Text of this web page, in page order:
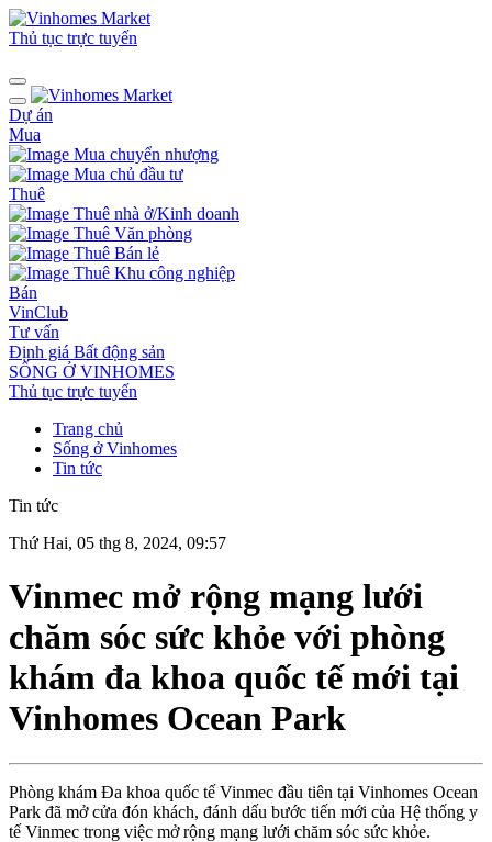
Thủ tục trực tuyến
Dự án
Mua
Mua chuyển nhượng
Mua chủ đầu tư
Thuê
Thuê nhà ở/Kinh doanh
Thuê Văn phòng
Thuê Bán lẻ
Thuê Khu công nghiệp
Bán
VinClub
Tư vấn
Định giá Bất động sản
SỐNG Ở VINHOMES
Thủ tục trực tuyến
Trang chủ
Sống ở Vinhomes
Tin tức
Tin tức
Thứ Hai, 05 thg 8, 2024, 09:57
Vinmec mở rộng mạng lưới
chăm sóc sức khỏe với phòng
khám đa khoa quốc tế mới tại
Vinhomes Ocean Park
Phòng khám Đa khoa quốc tế Vinmec đầu tiên tại Vinhomes Ocean
Park đã mở cửa đón khách, đánh dấu bước tiến mới của Hệ thống y
tế Vinmec trong việc mở rộng mạng lưới chăm sóc sức khỏe.